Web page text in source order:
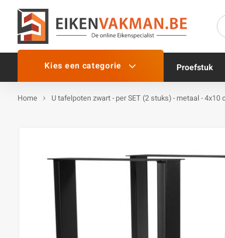
Kies een categorie Proefstuk
Home U tafelpoten zwart - per SET (2 stuks) - metaal -